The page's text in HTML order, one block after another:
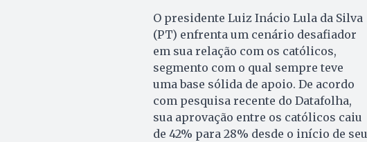
O presidente Luiz Inácio Lula da Silva
(PT) enfrenta um cenário desafiador
em sua relação com os católicos,
segmento com o qual sempre teve
uma base sólida de apoio. De acordo
com pesquisa recente do Datafolha,
sua aprovação entre os católicos caiu
de 42% para 28% desde o início de seu